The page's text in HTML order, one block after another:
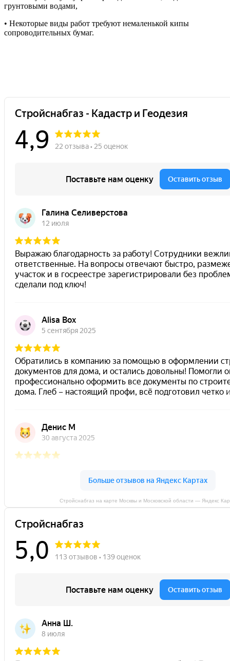
грунтовыми водами,
• Некоторые виды работ требуют немаленькой кипы
сопроводительных бумаг.
Стройснабгаз на карте Москвы и Московской области — Яндекс